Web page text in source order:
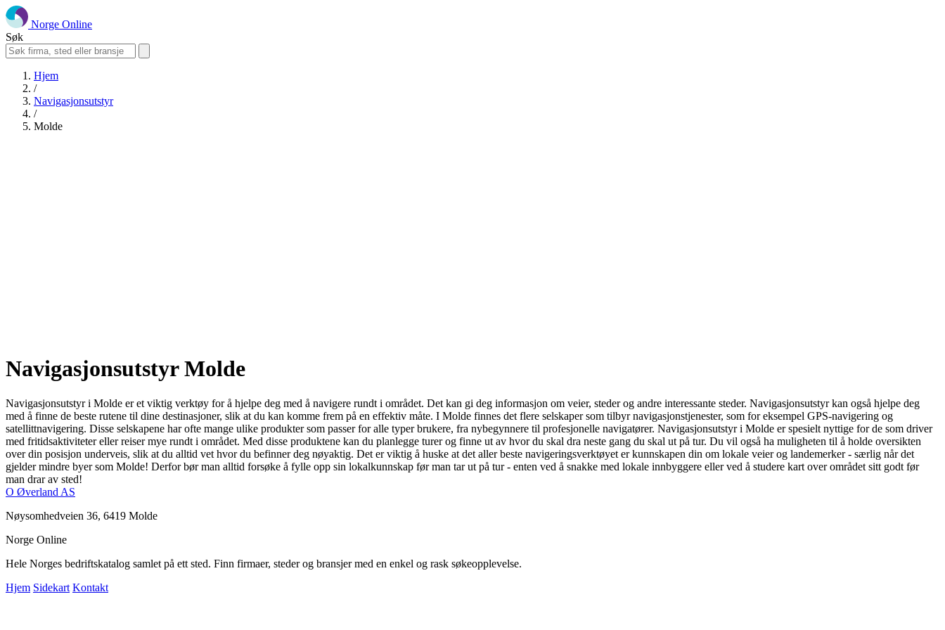
Norge Online
Søk
Hjem
/
Navigasjonsutstyr
/
Molde
Navigasjonsutstyr Molde
Navigasjonsutstyr i Molde er et viktig verktøy for å hjelpe deg med å navigere rundt i området. Det kan gi deg informasjon om veier, steder og andre interessante steder. Navigasjonsutstyr kan også hjelpe deg
med å finne de beste rutene til dine destinasjoner, slik at du kan komme frem på en effektiv måte. I Molde finnes det flere selskaper som tilbyr navigasjonstjenester, som for eksempel GPS-navigering og
satellittnavigering. Disse selskapene har ofte mange ulike produkter som passer for alle typer brukere, fra nybegynnere til profesjonelle navigatører. Navigasjonsutstyr i Molde er spesielt nyttige for de som driver
med fritidsaktiviteter eller reiser mye rundt i området. Med disse produktene kan du planlegge turer og finne ut av hvor du skal dra neste gang du skal ut på tur. Du vil også ha muligheten til å holde oversikten
over din posisjon underveis, slik at du alltid vet hvor du befinner deg nøyaktig. Det er viktig å huske at det aller beste navigeringsverktøyet er kunnskapen din om lokale veier og landemerker - særlig når det
gjelder mindre byer som Molde! Derfor bør man alltid forsøke å fylle opp sin lokalkunnskap før man tar ut på tur - enten ved å snakke med lokale innbyggere eller ved å studere kart over området sitt godt før
man drar av sted!
O Øverland AS
Nøysomhedveien 36, 6419 Molde
Norge Online
Hele Norges bedriftskatalog samlet på ett sted. Finn firmaer, steder og bransjer med en enkel og rask søkeopplevelse.
Hjem Sidekart Kontakt